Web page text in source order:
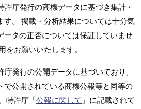
許庁発行の商標データに基づき集計・
す。 掲載・分析結果については十分気
ータの正否については保証していませ
をお願いいたします。
発行の公開データに基づいており、
で公開されている商標公報等と同等の
特許庁「公報に関して 」に記載されて